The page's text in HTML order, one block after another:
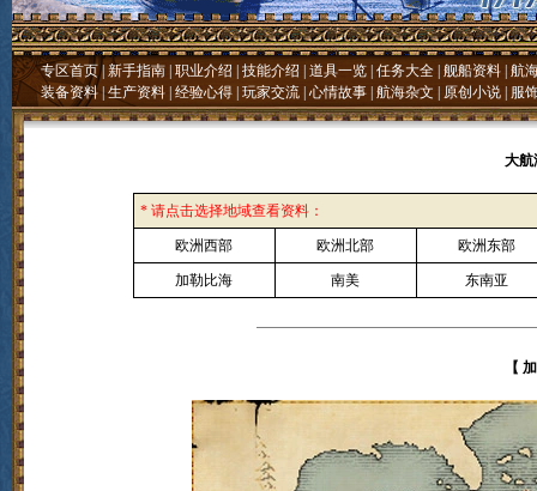
专区首页 新手指南 职业介绍 技能介绍 道具一览 任务大全 舰船资料 航
装备资料 | 生产资料 经验心得 玩家交流 心情故事 航海杂文 原创小说 服
大
* 请点击选择地域查看资料：
欧洲西部 欧洲北部 欧洲东部
加勒比海 南美 东南亚
【